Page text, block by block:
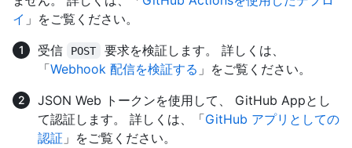
イ 」をご覧ください。
受信
POST
要求を検証します。 詳しくは、
「Webhook 配信を検証する 」をご覧ください。
JSON Web トークンを使用して、 GitHub Appとし
て認証します。 詳しくは、「GitHub アプリとしての
認証 」をご覧ください。